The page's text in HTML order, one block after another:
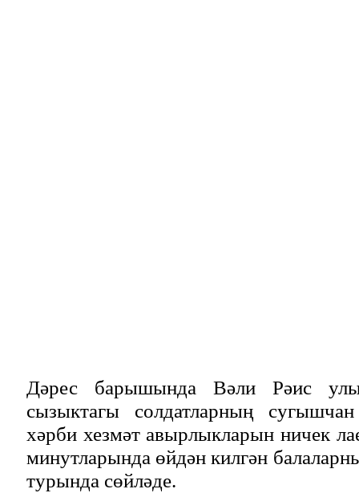
Дәрес барышында Вәли Рәис
сызыктагы солдатларның
хәрби хезмәт авырлыкларын ничек
минутларында өйдән килгән
турында сөйләде.